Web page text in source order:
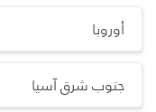
أوروبا
جنوب شرق آسيا